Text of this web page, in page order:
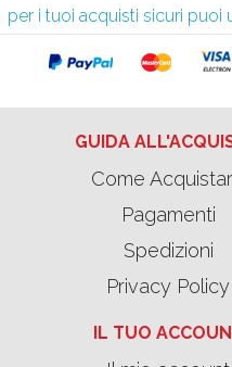
per i tuoi acquisti sicuri
GUIDA
Come
Pagamenti
Spedizioni
Privacy Policy
IL TUO